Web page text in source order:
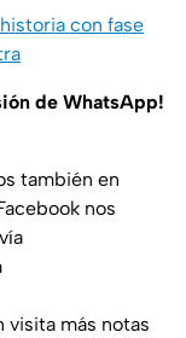
con fase
de WhatsApp!
también en
nos
visita más notas